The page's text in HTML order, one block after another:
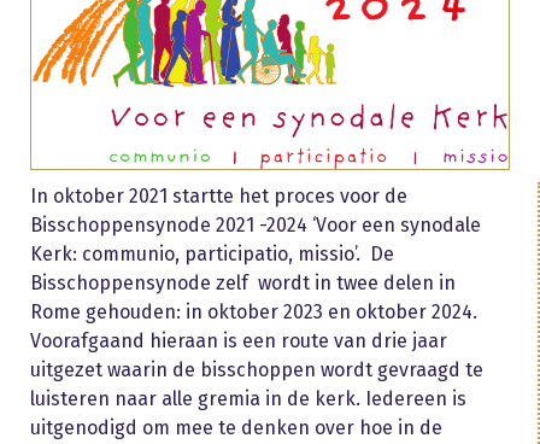
In oktober 2021 startte het proces voor de
Bisschoppensynode 2021 -2024 ‘Voor een synodale
Kerk: communio, participatio, missio’. De
Bisschoppensynode zelf wordt in twee delen in
Rome gehouden: in oktober 2023 en oktober 2024.
Voorafgaand hieraan is een route van drie jaar
uitgezet waarin de bisschoppen wordt gevraagd te
luisteren naar alle gremia in de kerk. Iedereen is
uitgenodigd om mee te denken over hoe in de